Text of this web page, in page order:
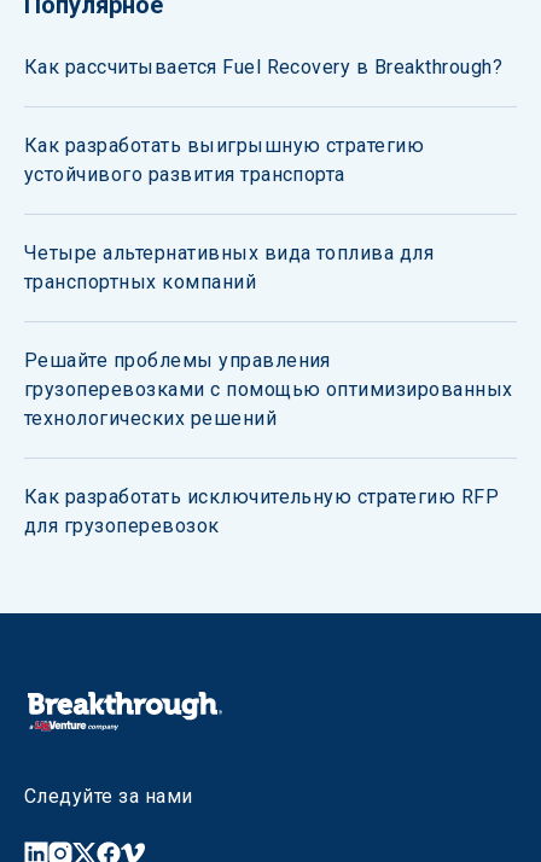
Как рассчитывается Fuel Recovery в Breakthrough?
Как разработать выигрышную стратегию
устойчивого развития транспорта
Четыре альтернативных вида топлива для
транспортных компаний
Решайте проблемы управления
грузоперевозками с помощью оптимизированных
технологических решений
Как разработать исключительную стратегию RFP
для грузоперевозок
Следуйте за нами